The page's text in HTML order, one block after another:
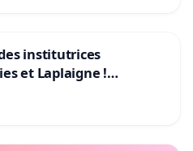
institutrices
et Laplaigne !
nos enfants.